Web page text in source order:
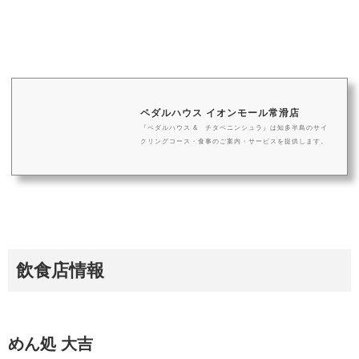
ペダルハウス イオンモール常滑店
『ペダルハウス & チタペニンシュラ』は知多半島のサイ
クリングコース・食事のご案内・サービスを提供します。
飲食店情報
めん処 大吉